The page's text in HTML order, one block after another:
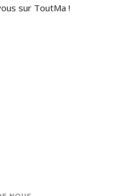
sur ToutMa !